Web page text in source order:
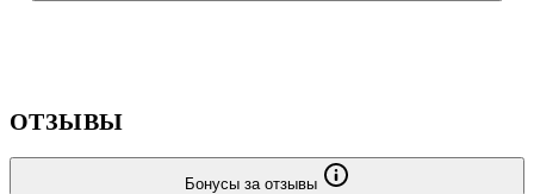
ОТЗЫВЫ
Бонусы за отзывы